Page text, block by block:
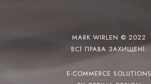
MARK WIRLEN © 2022
ВСІ ПРАВА ЗАХИЩЕНІ.
E-COMMERCE SOLUTIONS